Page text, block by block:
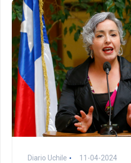
Diario Uchile 11-04-2024